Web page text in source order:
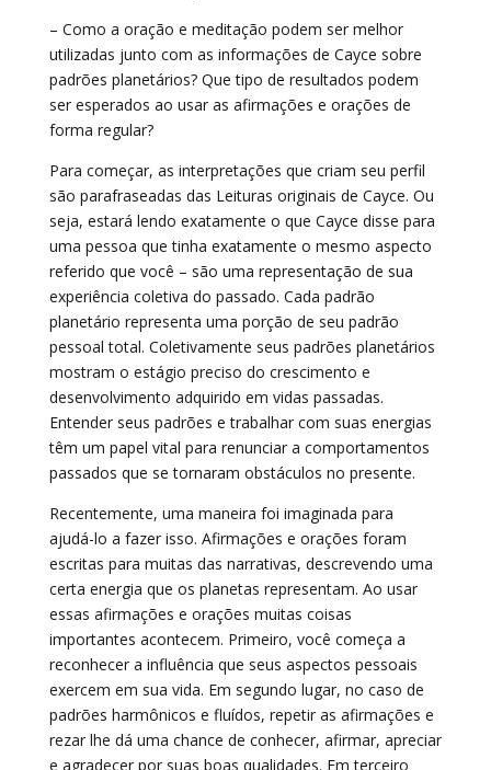
– Como a oração e meditação podem ser melhor
utilizadas junto com as informações de Cayce sobre
padrões planetários? Que tipo de resultados podem
ser esperados ao usar as afirmações e orações de
forma regular?
Para começar, as interpretações que criam seu perfil
são parafraseadas das Leituras originais de Cayce. Ou
seja, estará lendo exatamente o que Cayce disse para
uma pessoa que tinha exatamente o mesmo aspecto
referido que você – são uma representação de sua
experiência coletiva do passado. Cada padrão
planetário representa uma porção de seu padrão
pessoal total. Coletivamente seus padrões planetários
mostram o estágio preciso do crescimento e
desenvolvimento adquirido em vidas passadas.
Entender seus padrões e trabalhar com suas energias
têm um papel vital para renunciar a comportamentos
passados que se tornaram obstáculos no presente.
Recentemente, uma maneira foi imaginada para
ajudá-lo a fazer isso. Afirmações e orações foram
escritas para muitas das narrativas, descrevendo uma
certa energia que os planetas representam. Ao usar
essas afirmações e orações muitas coisas
importantes acontecem. Primeiro, você começa a
reconhecer a influência que seus aspectos pessoais
exercem em sua vida. Em segundo lugar, no caso de
padrões harmônicos e fluídos, repetir as afirmações e
rezar lhe dá uma chance de conhecer, afirmar, apreciar
e agradecer por suas boas qualidades. Em terceiro